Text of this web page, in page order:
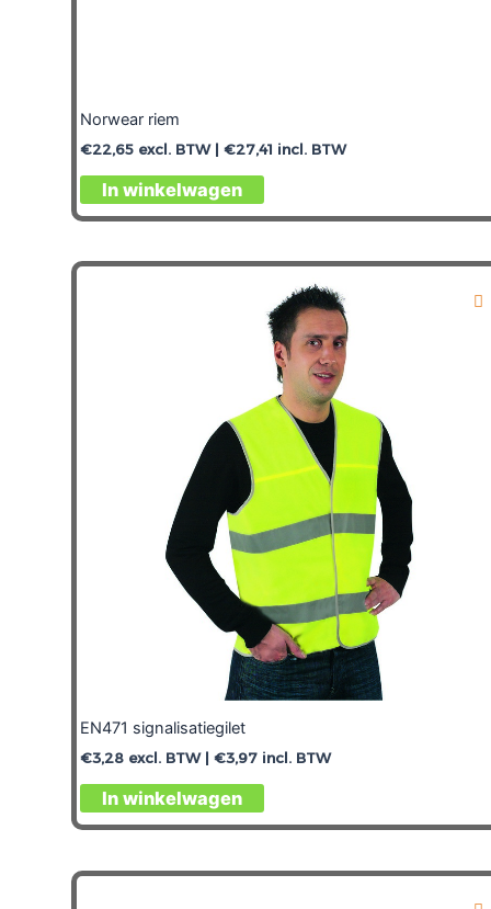
Norwear riem
€22,65 excl. BTW | €27,41 incl. BTW
In winkelwagen
EN471 signalisatiegilet
€3,28 excl. BTW | €3,97 incl. BTW
In winkelwagen